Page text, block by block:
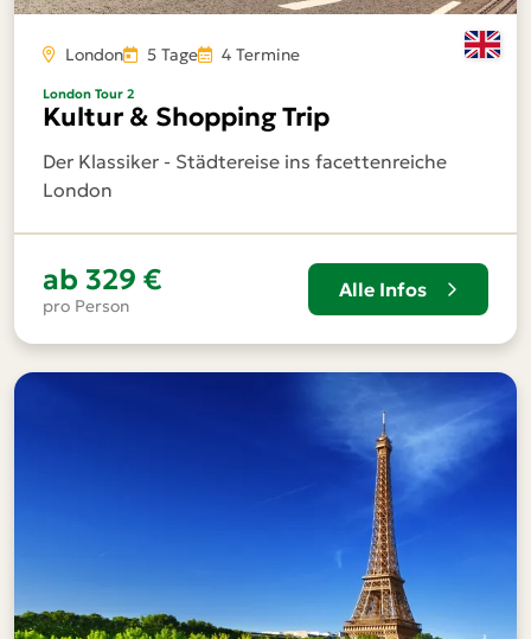
London 5 Tage 4 Termine
London Tour 2
Kultur & Shopping Trip
Der Klassiker - Städtereise ins facettenreiche
London
ab 329 €
pro Person
Alle Infos